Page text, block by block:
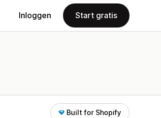
Inloggen Start gratis
Built for Shopify